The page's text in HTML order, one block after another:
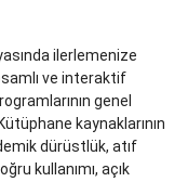
ilerlemenize
ve interaktif
genel
kaynaklarının
dürüstlük, atıf
kullanımı, açık